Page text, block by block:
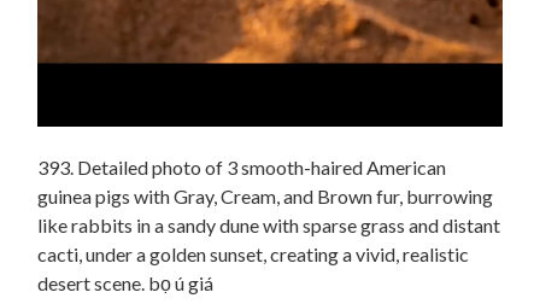
393. Detailed photo of 3 smooth-haired American
guinea pigs with Gray, Cream, and Brown fur, burrowing
like rabbits in a sandy dune with sparse grass and distant
cacti, under a golden sunset, creating a vivid, realistic
desert scene. bọ ú giá